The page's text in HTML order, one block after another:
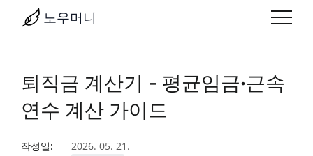
노우머니
퇴직금 계산기 - 평균임금·근속
연수 계산 가이드
작성일:
2026. 05. 21.